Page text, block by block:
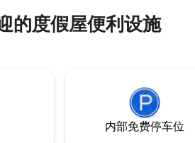
的度假屋便利设施
内部免费停车位